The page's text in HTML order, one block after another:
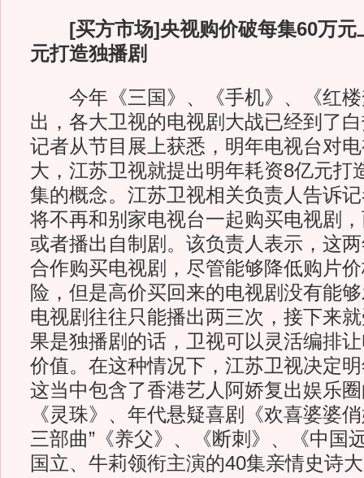
[买方市场]央视购价破每集60万元
元打造独播剧
今年《三国》、《手机》、《红楼
出，各大卫视的电视剧大战已经到了
记者从节目展上获悉，明年电视台对
大，江苏卫视就提出明年耗资8亿元打
集的概念。江苏卫视相关负责人告诉
将不再和别家电视台一起购买电视剧
或者播出自制剧。该负责人表示，这
合作购买电视剧，尽管能够降低购片
险，但是高价买回来的电视剧没有能
电视剧往往只能播出两三次，接下来
果是独播剧的话，卫视可以灵活编排
价值。在这种情况下，江苏卫视决定明
这当中包含了香港艺人阿娇复出娱乐
《灵珠》、年代悬疑喜剧《欢喜婆婆
三部曲”《养父》、《断刺》、《中国
国立、牛莉领衔主演的40集亲情史诗